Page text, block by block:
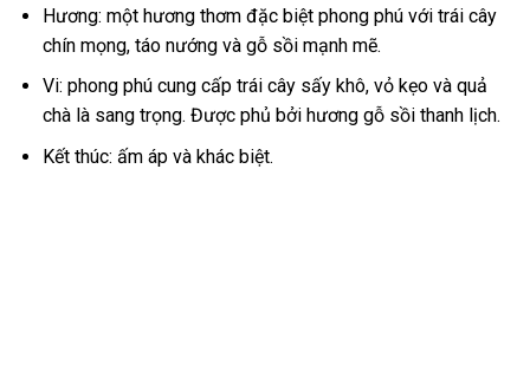
Hương: một hương thơm đặc biệt phong phú với trái cây
chín mọng, táo nướng và gỗ sồi mạnh mẽ.
Vi: phong phú cung cấp trái cây sấy khô, vỏ kẹo và quả
chà là sang trọng. Được phủ bởi hương gỗ sồi thanh lịch.
Kết thúc: ấm áp và khác biệt.